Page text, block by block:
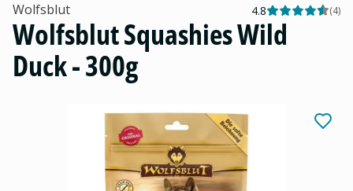
Wolfsblut 4.8 (4)
Wolfsblut Squashies Wild
Duck - 300g